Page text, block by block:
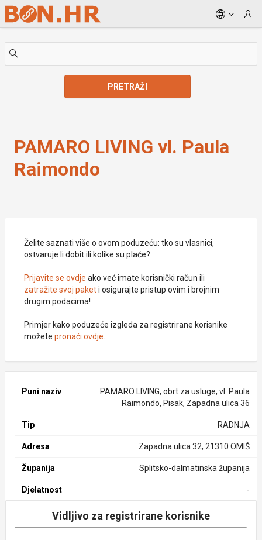
Skip to Main Content
PRETRAŽI
PAMARO LIVING vl. Paula
Raimondo
Želite saznati više o ovom poduzeću: tko su vlasnici,
ostvaruje li dobit ili kolike su plaće?
Prijavite se ovdje ako već imate korisnički račun ili
zatražite svoj paketi osigurajte pristup ovim i brojnim
drugim podacima!
Primjer kako poduzeće izgleda za registrirane korisnike
možete pronaći ovdje
Puni naziv
PAMARO LIVING, obrt za usluge, vl. Paula
Raimondo, Pisak, Zapadna ulica 36
Tip RADNJA
Adresa Zapadna ulica 32, 21310 OMIŠ
Županija Splitsko-dalmatinska županija
Djelatnost -
Vidljivo za registrirane korisnike